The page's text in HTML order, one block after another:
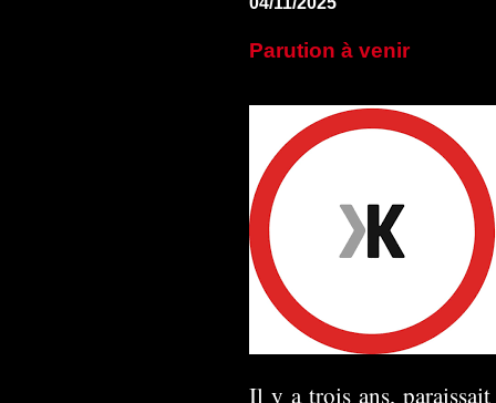
Parution à venir
Il y a trois ans,